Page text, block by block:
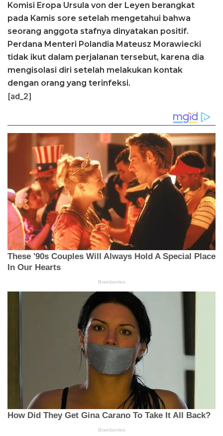
Komisi Eropa Ursula von der Leyen berangkat
pada Kamis sore setelah mengetahui bahwa
seorang anggota stafnya dinyatakan positif.
Perdana Menteri Polandia Mateusz Morawiecki
tidak ikut dalam perjalanan tersebut, karena dia
mengisolasi diri setelah melakukan kontak
dengan orang yang terinfeksi.
[ad_2]